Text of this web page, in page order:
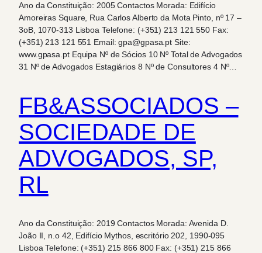
Ano da Constituição: 2005 Contactos Morada: Edifício
Amoreiras Square, Rua Carlos Alberto da Mota Pinto, nº 17 –
3oB, 1070-313 Lisboa Telefone: (+351) 213 121 550 Fax:
(+351) 213 121 551 Email: gpa@gpasa.pt Site:
www.gpasa.pt Equipa Nº de Sócios 10 Nº Total de Advogados
31 Nº de Advogados Estagiários 8 Nº de Consultores 4 Nº…
FB&ASSOCIADOS –
SOCIEDADE DE
ADVOGADOS, SP,
RL
Ano da Constituição: 2019 Contactos Morada: Avenida D.
João II, n.o 42, Edifício Mythos, escritório 202, 1990-095
Lisboa Telefone: (+351) 215 866 800 Fax: (+351) 215 866